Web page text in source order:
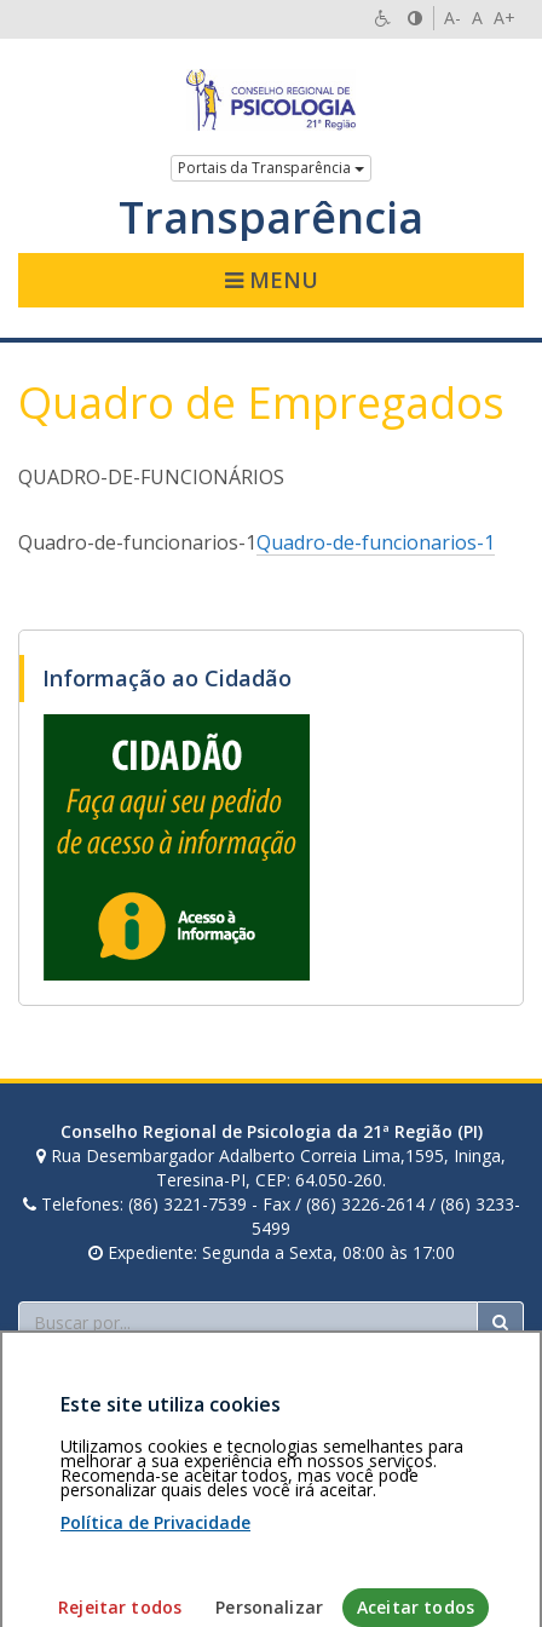
A- A A+
Portais da Transparência
Transparência
MENU
Quadro de Empregados
QUADRO-DE-FUNCIONÁRIOS
Quadro-de-funcionarios-1Quadro-de-funcionarios-1
Informação ao Cidadão
Conselho Regional de Psicologia da 21ª Região (PI)
Rua Desembargador Adalberto Correia Lima,1595, Ininga,
Teresina-PI, CEP: 64.050-260.
Telefones: (86) 3221-7539 - Fax / (86) 3226-2614 / (86) 3233-
5499
Expediente: Segunda a Sexta, 08:00 às 17:00
Buscar
Área restritaPolítica de
privacidadePersonalização
de cookies
Sistema desenvolvido pela Gerência de Tecnologia da
Este site utiliza cookies
Utilizamos cookies e tecnologias semelhantes para
melhorar a sua experiência em nossos serviços.
Recomenda-se aceitar todos, mas você pode
personalizar quais deles você irá aceitar.
Política de Privacidade
Rejeitar todos Personalizar Aceitar todos